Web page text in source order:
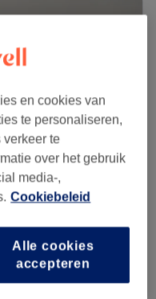
en cookies van
te personaliseren,
verkeer te
over het gebruik
media-,
Cookiebeleid
Alle cookies
accepteren